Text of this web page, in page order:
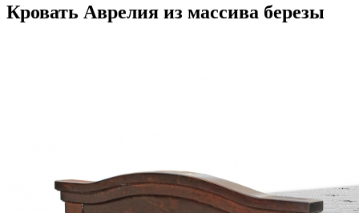
Кровать Аврелия из массива березы